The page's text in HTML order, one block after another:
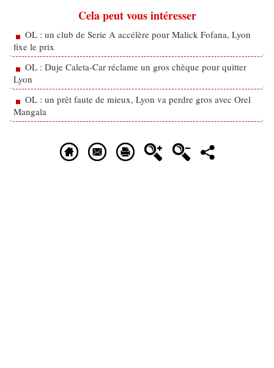
Cela peut vous intéresser
OL : un club de Serie A accélère pour Malick Fofana, Lyon
fixe le prix
OL : Duje Caleta-Car réclame un gros chèque pour quitter
Lyon
OL : un prêt faute de mieux, Lyon va perdre gros avec Orel
Mangala